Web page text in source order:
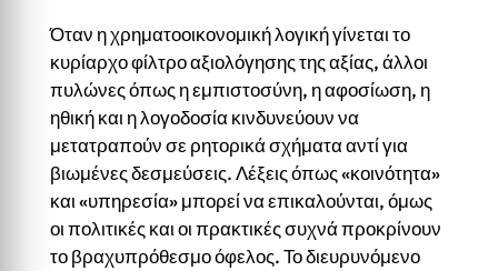
Όταν η χρηματοοικονομική λογική γίνεται το
κυρίαρχο φίλτρο αξιολόγησης της αξίας, άλλοι
πυλώνες όπως η εμπιστοσύνη, η αφοσίωση, η
ηθική και η λογοδοσία κινδυνεύουν να
μετατραπούν σε ρητορικά σχήματα αντί για
βιωμένες δεσμεύσεις. Λέξεις όπως «κοινότητα»
και «υπηρεσία» μπορεί να επικαλούνται, όμως
οι πολιτικές και οι πρακτικές συχνά προκρίνουν
το βραχυπρόθεσμο όφελος. Το διευρυνόμενο